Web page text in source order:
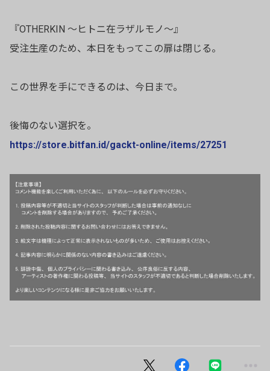
『OTHERKIN 〜ヒトニ在ラザルモノ〜』
受注生産のため、本日をもってこの扉は閉じる。
この世界を手にできるのは、今日まで。
後悔のない選択を。
https://store.bitfan.id/gackt-online/items/27251